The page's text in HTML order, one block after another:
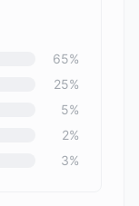
65%
25%
5%
2%
3%